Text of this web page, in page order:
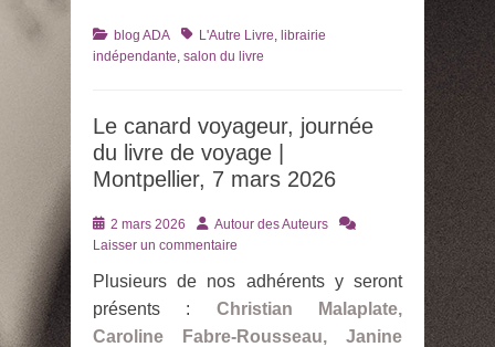
Catégories
blog ADA TagsL'Autre Livre librairie
indépendante salon du livre
Le canard voyageur, journée
du livre de voyage |
Montpellier, 7 mars 2026
Posté
le
2 mars 2026 AuteurAutour des Auteurs
Laisser un commentaire
Plusieurs de nos adhérents y seront
présents : Christian Malaplate,
Caroline Fabre-Rousseau, Janine